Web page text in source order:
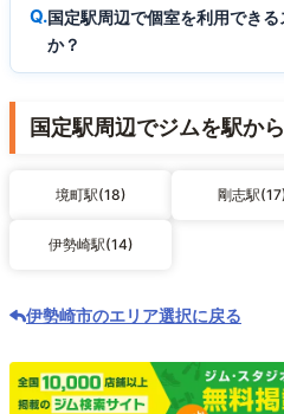
国定駅周辺で個室を利用でき
か？
国定駅周辺でジムを駅か
境町駅(18) 剛志駅
伊勢崎駅(14)
伊勢崎市のエリア選択に戻る